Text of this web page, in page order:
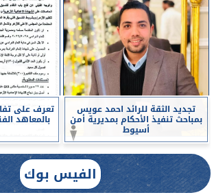
تجديد الثقة للرائد احمد عويس
بمباحث تنفيذ الأحكام بمديرية أمن
أسيوط
تعرف على
بالمعاهد
الفيس بوك